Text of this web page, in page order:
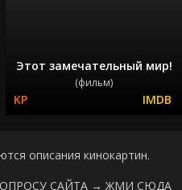
Этот замечательный мир!
(фильм)
описания кинокартин.
САЙТА → ЖМИ СЮДА